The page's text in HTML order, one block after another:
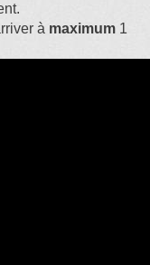
à maximum 1